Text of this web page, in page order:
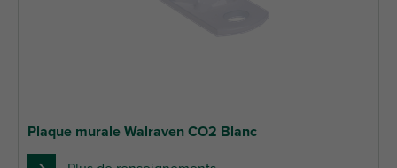
Plaque murale Walraven CO2 Blanc